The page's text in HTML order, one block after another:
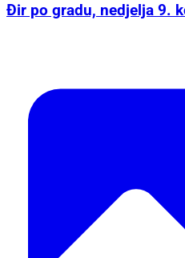
Đir po gradu, nedjelja 9.